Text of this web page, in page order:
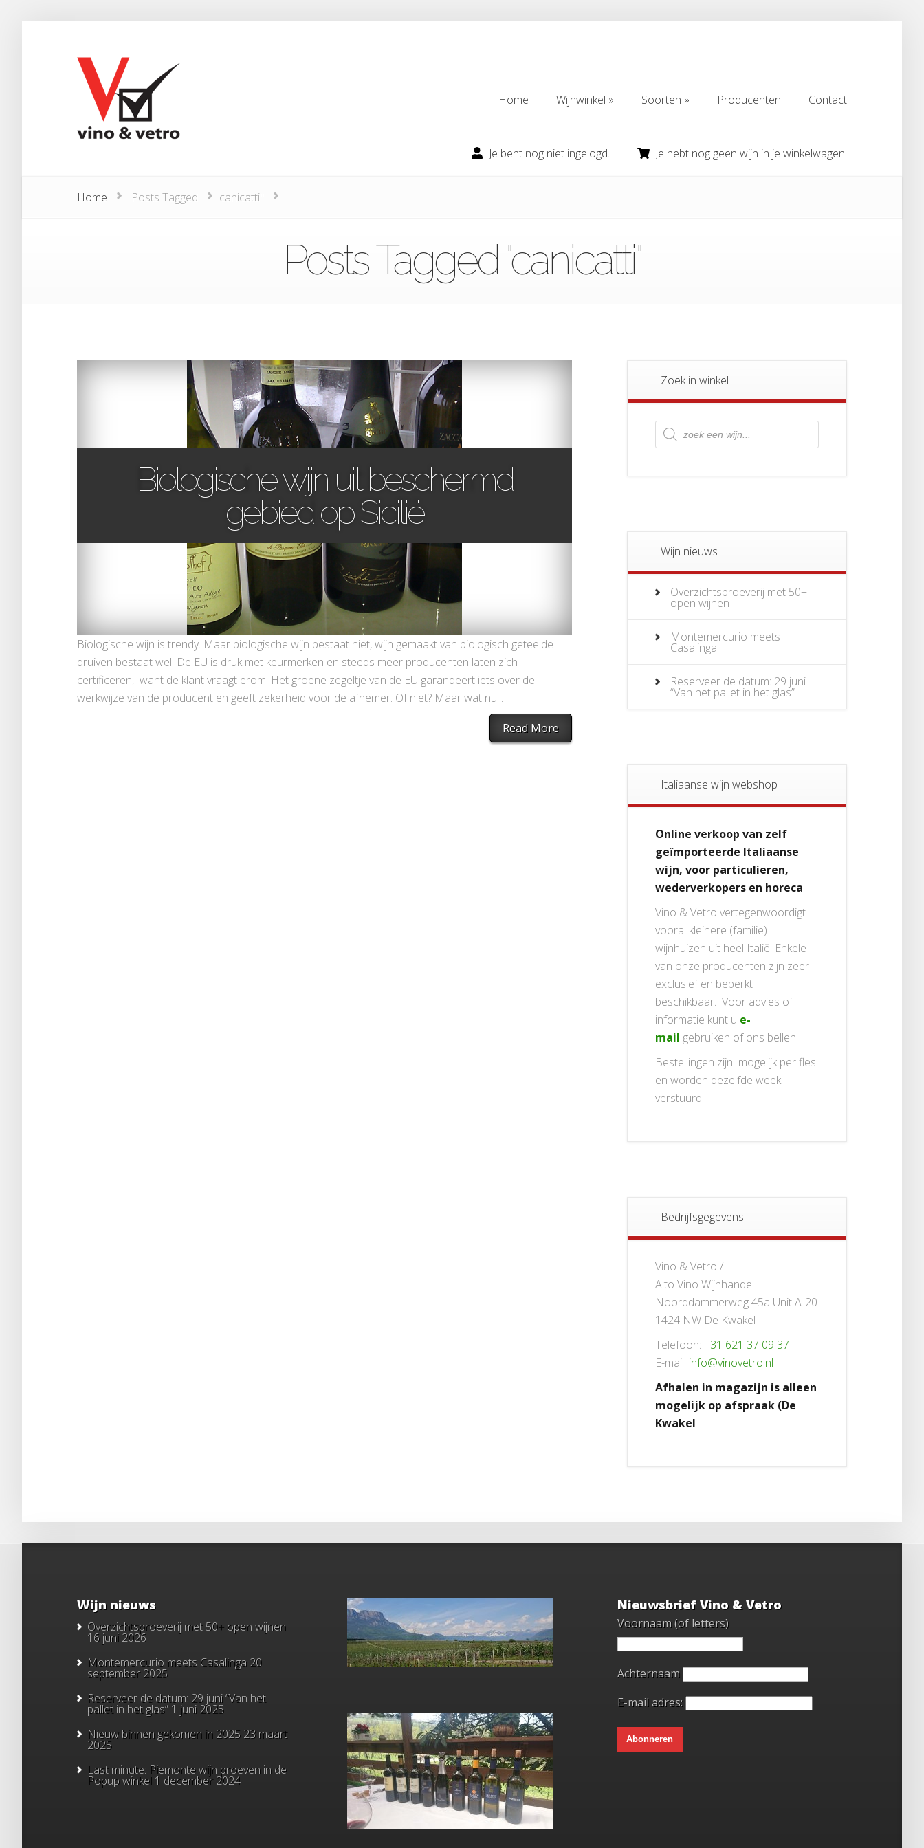
Home
Wijnwinkel
Soorten
Producenten
Contact
Je bent nog niet ingelogd.
Je hebt nog geen wijn in je winkelwagen.
Home Posts Tagged canicatti"
Posts Tagged "canicatti"
Biologische wijn uit beschermd
gebied op Sicilië
Biologische wijn is trendy. Maar biologische wijn bestaat niet, wijn gemaakt van biologisch geteelde
druiven bestaat wel. De EU is druk met keurmerken en steeds meer producenten laten zich
certificeren, want de klant vraagt erom. Het groene zegeltje van de EU garandeert iets over de
werkwijze van de producent en geeft zekerheid voor de afnemer. Of niet? Maar wat nu...
Read More
Zoek in winkel
Producten
zoeken
Wijn nieuws
Overzichtsproeverij met 50+
open wijnen
Montemercurio meets
Casalinga
Reserveer de datum: 29 juni
“Van het pallet in het glas”
Italiaanse wijn webshop
Online verkoop van zelf
geïmporteerde Italiaanse
wijn, voor particulieren,
wederverkopers en horeca
Vino & Vetro vertegenwoordigt
vooral kleinere (familie)
wijnhuizen uit heel Italië. Enkele
van onze producenten zijn zeer
exclusief en beperkt
beschikbaar. Voor advies of
informatie kunt u e-
mail gebruiken of ons bellen.
Bestellingen zijn mogelijk per fles
en worden dezelfde week
verstuurd.
Bedrijfsgegevens
Vino & Vetro /
Alto Vino Wijnhandel
Noorddammerweg 45a Unit A-20
1424 NW De Kwakel
Telefoon: +31 621 37 09 37
E-mail: info@vinovetro.nl
Afhalen in magazijn is alleen
mogelijk op afspraak (De
Kwakel
Wijn nieuws
Overzichtsproeverij met 50+ open wijnen
16 juni 2026
Montemercurio meets Casalinga 20
september 2025
Reserveer de datum: 29 juni “Van het
pallet in het glas” 1 juni 2025
Nieuw binnen gekomen in 2025 23 maart
2025
Last minute: Piemonte wijn proeven in de
Popup winkel 1 december 2024
Nieuwsbrief Vino & Vetro
Voornaam (of letters)
Achternaam
E-mail adres: